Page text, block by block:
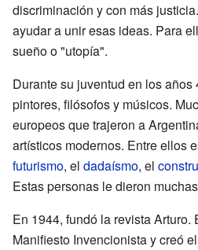
discriminación y con más
ayudar a unir esas ideas. Para
sueño o "utopía".
Durante su juventud en los
pintores, filósofos y músicos.
europeos que trajeron a
artísticos modernos. Entre ellos
futurismo, el dadaísmo, el
Estas personas le dieron
En 1944, fundó la revista Arturo.
Manifiesto Invencionista y creó